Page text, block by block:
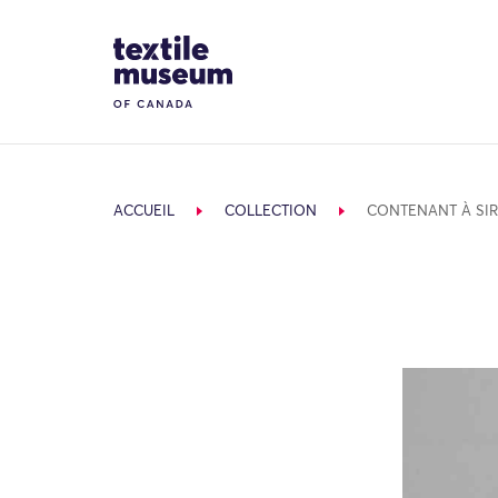
Site Logo
ACCUEIL COLLECTION CONTENANT À